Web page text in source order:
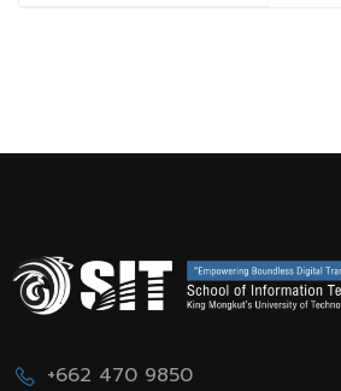
+662 470 9850